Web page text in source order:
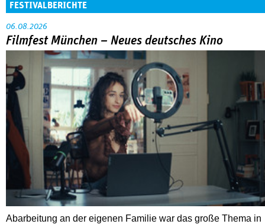
FESTIVALBERICHTE
06.08.2026
Filmfest München – Neues deutsches Kino
Abarbeitung an der eigenen Familie war das große Thema in